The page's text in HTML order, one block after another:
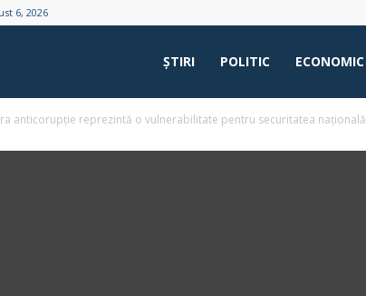
6, 2026
ŞTIRI POLITIC ECONOMIC
anticorupție reprezintă o vulnerabilitate pentru securitatea națională